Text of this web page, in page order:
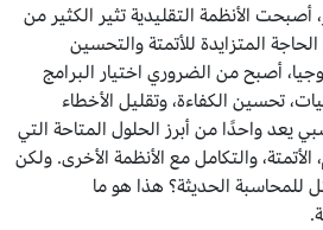
الأنظمة التقليدية تثير الكثير من
المتزايدة للأتمتة والتحسين
أصبح من الضروري اختيار البرامج
تحسين الكفاءة، وتقليل الأخطاء
يعد واحدًا من أبرز الحلول المتاحة التي
والتكامل مع الأنظمة الأخرى. ولكن
للمحاسبة الحديثة؟ هذا هو ما